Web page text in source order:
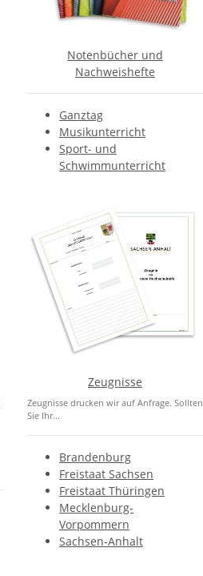
Notenbücher und
Nachweishefte
Ganztag
Musikunterricht
Sport- und
Schwimmunterricht
Zeugnisse
Zeugnisse drucken wir auf Anfrage. Sollten
Sie Ihr...
Brandenburg
Freistaat Sachsen
Freistaat Thüringen
Mecklenburg-
Vorpommern
Sachsen-Anhalt